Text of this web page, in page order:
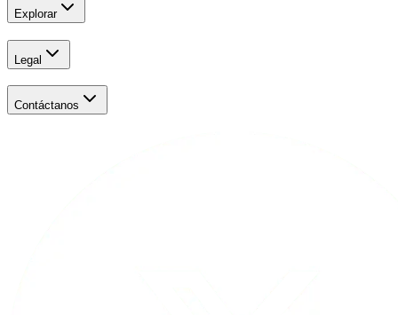
Explorar
Legal
Contáctanos